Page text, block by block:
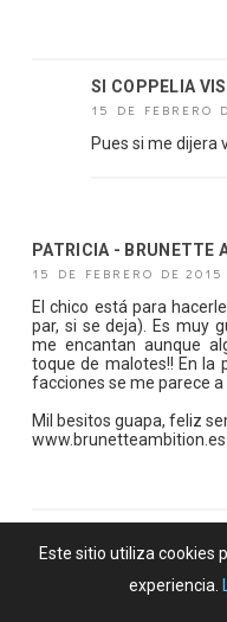
SI COPPELIA
15 DE FEBRERO
Pues si me dijera
PATRICIA - BRUNETTE
15 DE FEBRERO DE 2015
El chico está para
par, si se deja). Es muy
me encantan aunque
toque de malotes!! En la
facciones se me parece a
Mil besitos guapa, feliz
www.brunetteambition.es
15 DE FEBRERO
Yo casi me
Este sitio utiliza cookies
experiencia.